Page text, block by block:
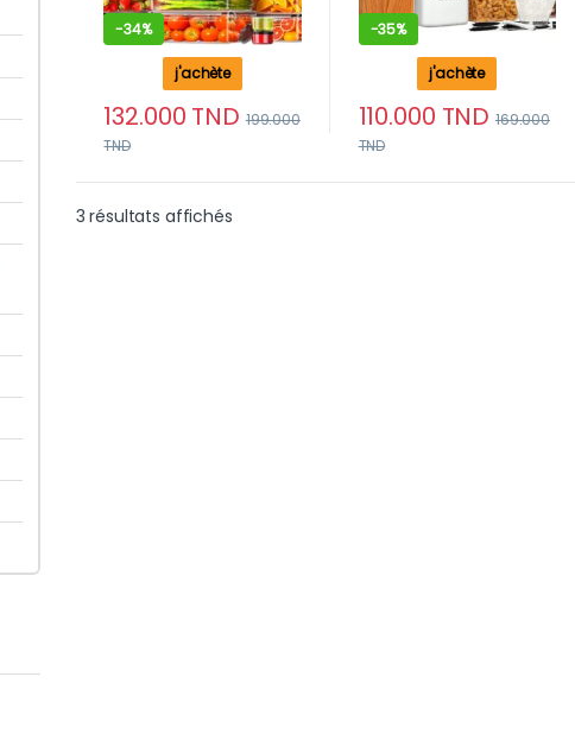
-34%
132.000 TND 199.000
TND
j'achète
-35%
110.000 TND 169.000
TND
j'achète
3 résultats affichésTrié du plus récent au plus ancien